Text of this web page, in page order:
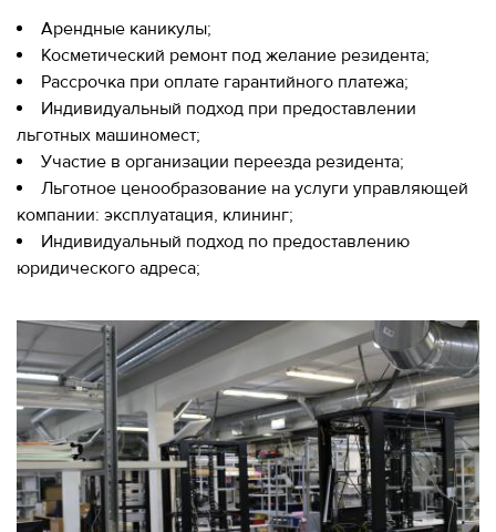
Арендные каникулы;
Косметический ремонт под желание резидента;
Рассрочка при оплате гарантийного платежа;
Индивидуальный подход при предоставлении
льготных машиномест;
Участие в организации переезда резидента;
Льготное ценообразование на услуги управляющей
компании: эксплуатация, клининг;
Индивидуальный подход по предоставлению
юридического адреса;